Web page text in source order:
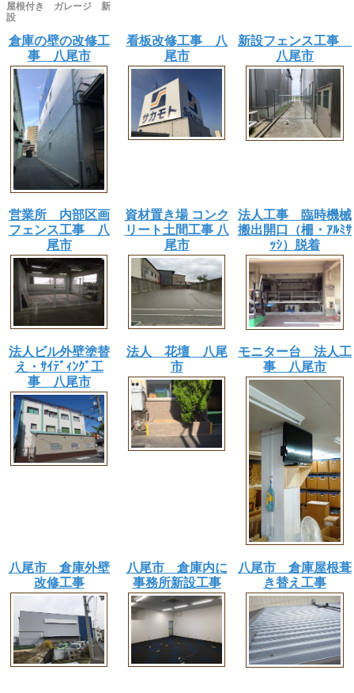
屋根付き ガレージ 新
設
倉庫の壁の改修工
事 八尾市
看板改修工事 八
尾市
新設フェンス工事
八尾市
営業所 内部区画
フェンス工事 八
尾市
資材置き場 コンク
リート土間工事 八
尾市
法人工事 臨時機械
搬出開口（柵・ｱﾙﾐｻ
ｯｼ）脱着
法人ビル外壁塗替
え・ｻｲﾃﾞｨﾝｸﾞ工
事 八尾市
法人 花壇 八尾
市
モニター台 法人工
事 八尾市
八尾市 倉庫外壁
改修工事
八尾市 倉庫内に
事務所新設工事
八尾市 倉庫屋根葺
き替え工事